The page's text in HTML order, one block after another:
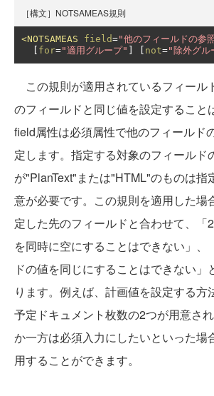
［構文］NOTSAMEAS規則
<NOTSAMEAS field="他のフィールドの参
for="適用グループ" not="除外グル
この規則が適用されているフィール
のフィールドと同じ値を設定すること
field属性は必須属性で他のフィールド
定します。指定する対象のフィールド
が"PlanText"または"HTML"のものは指
意が必要です。この規則を適用した場
定した先のフィールドと合わせて、「
を同時に空にすることはできない」、
ドの値を同じにすることはできない」
ります。例えば、計画値を設定する方
予定ドキュメント枚数の2つが用意さ
か一方は必須入力にしたいといった場
用することができます。